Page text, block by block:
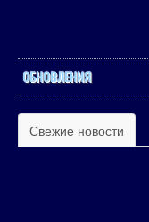
ОБНОВЛЕНИЯ
Свежие новости